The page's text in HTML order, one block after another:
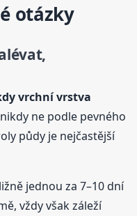
otázky
vrchní vrstva
ne podle pevného
půdy je nejčastější
jednou za 7–10 dní
vždy však záleží